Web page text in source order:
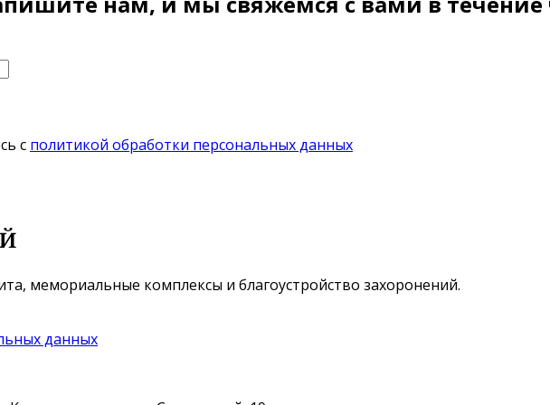
с политикой обработки персональных данных
мемориальные комплексы и благоустройство захоронений.
данных